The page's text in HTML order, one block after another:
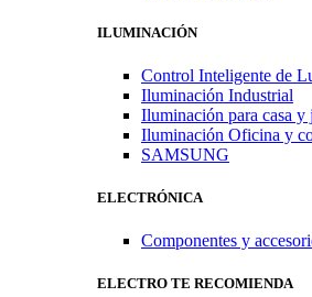
ILUMINACIÓN
Control Inteligente de
Iluminación Industrial
Iluminación para casa y
Iluminación Oficina y
SAMSUNG
ELECTRÓNICA
Componentes y
ELECTRO TE RECOMIENDA